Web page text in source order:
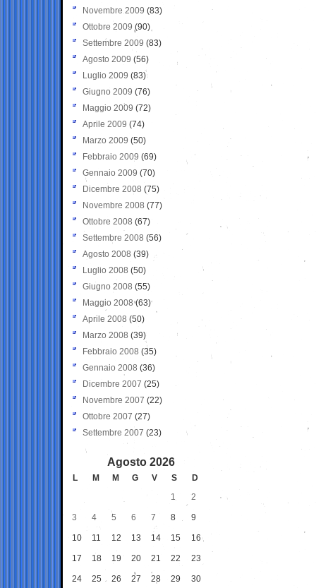
Novembre 2009 (83)
Ottobre 2009 (90)
Settembre 2009 (83)
Agosto 2009 (56)
Luglio 2009 (83)
Giugno 2009 (76)
Maggio 2009 (72)
Aprile 2009 (74)
Marzo 2009 (50)
Febbraio 2009 (69)
Gennaio 2009 (70)
Dicembre 2008 (75)
Novembre 2008 (77)
Ottobre 2008 (67)
Settembre 2008 (56)
Agosto 2008 (39)
Luglio 2008 (50)
Giugno 2008 (55)
Maggio 2008(63)
Aprile 2008 (50)
Marzo 2008 (39)
Febbraio 2008 (35)
Gennaio 2008 (36)
Dicembre 2007 (25)
Novembre 2007 (22)
Ottobre 2007 (27)
Settembre 2007 (23)
Agosto 2026
L M M G V S
D
1
2
3 4 5 6 7 8 9
10 11 12 13 14 15 16
17 18 19 20 21 22 23
24 25 26 27 28 29 30